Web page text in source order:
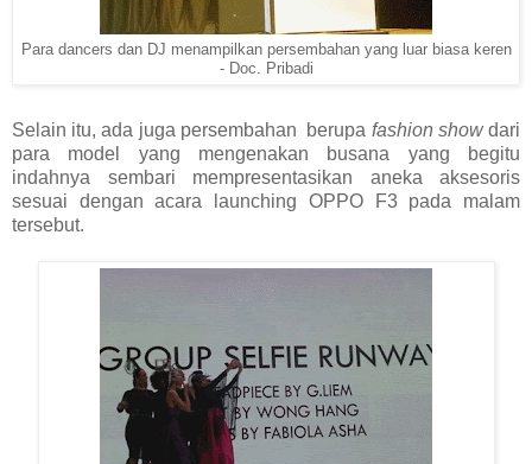
Para dancers dan DJ menampilkan persembahan yang luar biasa keren
- Doc. Pribadi
Selain itu, ada juga persembahan berupa fashion showdari
para model yang mengenakan busana yang begitu
indahnya sembari mempresentasikan aneka aksesoris
sesuai dengan acara launching OPPO F3 pada malam
tersebut.